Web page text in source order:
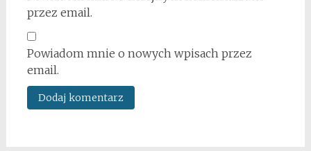
przez email.
Powiadom mnie o nowych wpisach przez
email.